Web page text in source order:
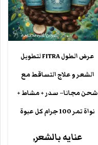
عرض الطول FITRA لتطويل
الشعر و علاج التساقط مع
شحن مجانا– سدر + مشاط +
نواة تمر 100 جرام كل عبوة
عنايه بالشعر,